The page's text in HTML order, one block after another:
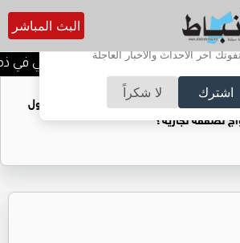
في تفعيل الإشعارات؟
آخر الأحداث والأخبار العاجلة
اشترك لا شكراً
البث المباشر
الحاجة خالدة محمود الكرمي في ذمة
يستغللنه لتحقيق مكاسب مادية.. هل تحول
لصفقة تجارية؟